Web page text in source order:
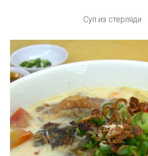
Суп из стерляди